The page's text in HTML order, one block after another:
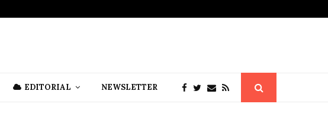
EDITORIAL NEWSLETTER